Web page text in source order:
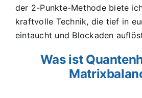
der 2-Punkte-Methode biete
kraftvolle Technik, die tief in
eintaucht und Blockaden
Was ist